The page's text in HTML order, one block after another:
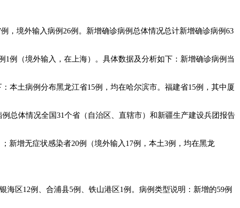
，境外输入病例26例。新增确诊病例总体情况总计新增确诊病例63
例（境外输入，在上海）。具体数据及分析如下：新增确诊病例当
本土病例分布黑龙江省15例，均在哈尔滨市。福建省15例，其中厦
总体情况全国31个省（自治区、直辖市）和新疆生产建设兵团报告
新增无症状感染者20例（境外输入17例，本土3例，均在黑龙
海区12例、合浦县5例、铁山港区1例。病例类型说明：新增的59例